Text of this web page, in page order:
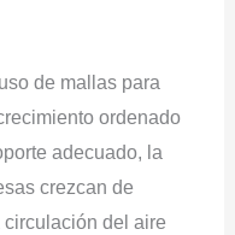
de mallas para
ordenado
adecuado, la
crezcan de
del aire